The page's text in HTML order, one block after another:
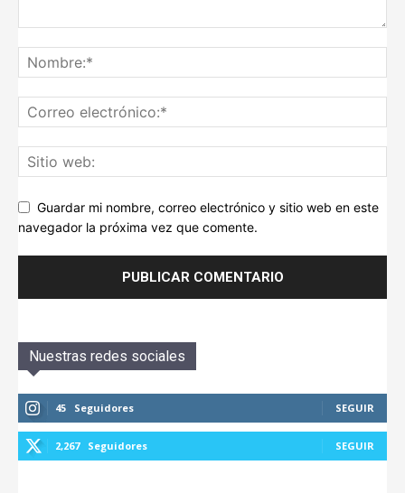
Guardar mi nombre, correo electrónico y sitio web en este
navegador la próxima vez que comente.
Nuestras redes sociales
45 Seguidores SEGUIR
2,267 Seguidores SEGUIR